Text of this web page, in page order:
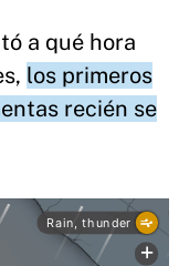
a qué hora
los primeros
recién se